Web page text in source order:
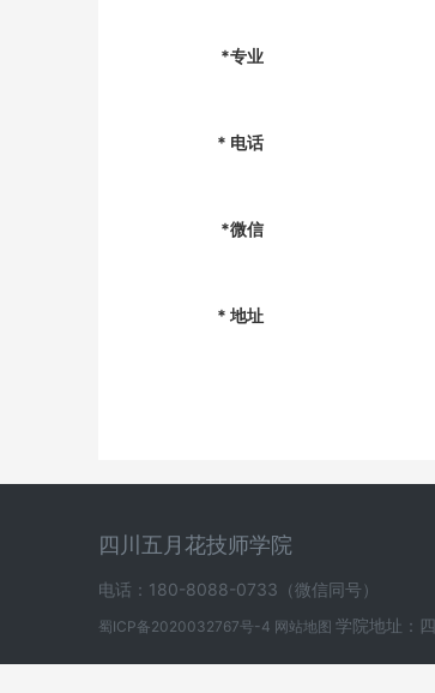
*专业
* 电话
*微信
*地址
四川五月花技师学院
电话：180-8088-0733（微信同号）
蜀ICP备2020032767号-4 网站地图 学院地址：